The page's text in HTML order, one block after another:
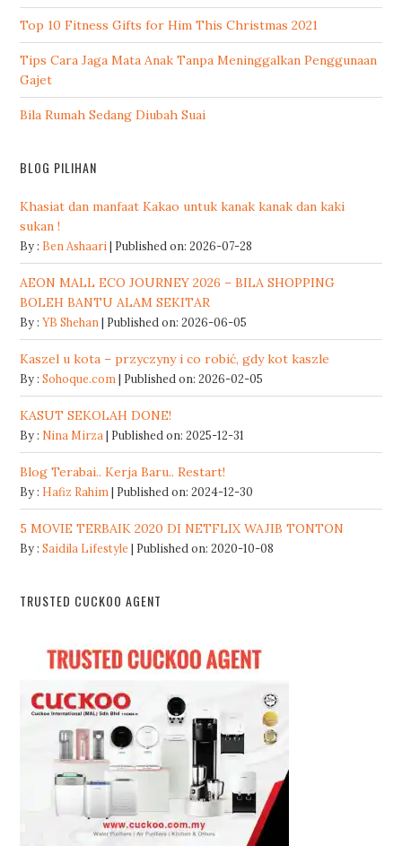
Top 10 Fitness Gifts for Him This Christmas 2021
Tips Cara Jaga Mata Anak Tanpa Meninggalkan Penggunaan
Gajet
Bila Rumah Sedang Diubah Suai
BLOG PILIHAN
Khasiat dan manfaat Kakao untuk kanak kanak dan kaki
sukan !
By : Ben Ashaari Published on: 2026-07-28
AEON MALL ECO JOURNEY 2026 – BILA SHOPPING
BOLEH BANTU ALAM SEKITAR
By :YB Shehan Published on: 2026-06-05
Kaszel u kota – przyczyny i co robić, gdy kot kaszle
By :Sohoque.com Published on: 2026-02-05
KASUT SEKOLAH DONE!
By : Nina Mirza Published on: 2025-12-31
Blog Terabai.. Kerja Baru.. Restart!
By : Hafiz Rahim Published on: 2024-12-30
5 MOVIE TERBAIK 2020 DI NETFLIX WAJIB TONTON
By :Saidila Lifestyle Published on: 2020-10-08
TRUSTED CUCKOO AGENT